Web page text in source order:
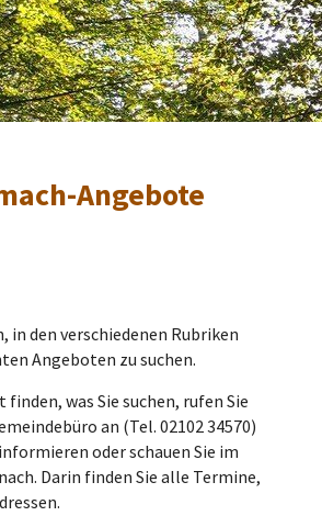
Angebote
in den verschiedenen Rubriken
Angeboten zu suchen.
was Sie suchen, rufen Sie
an (Tel. 02102 34570)
oder schauen Sie im
nach. Darin finden Sie alle Termine,